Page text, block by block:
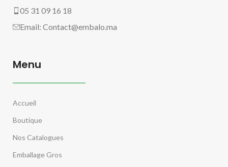
05 31 09 16 18
Email:Contact@embalo.ma
Menu
Accueil
Boutique
Nos Catalogues
Emballage Gros